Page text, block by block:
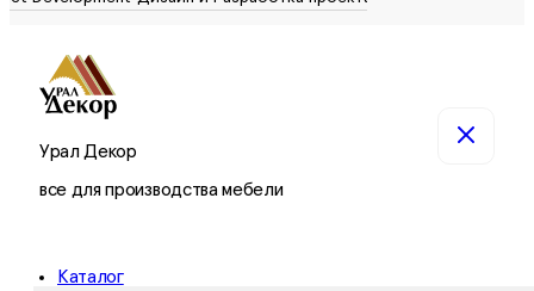
Урал Декор
все для производства мебели
Каталог